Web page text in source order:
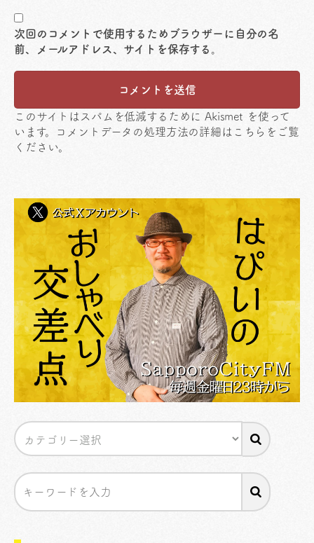
次回のコメントで使用するためブラウザーに自分の名
前、メールアドレス、サイトを保存する。
このサイトはスパムを低減するために Akismet を使って
います。
コメントデータの処理方法の詳細はこちらをご覧
ください。